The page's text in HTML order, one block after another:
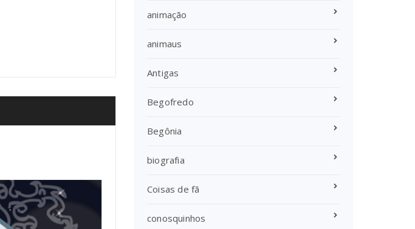
animação
animaus
Antigas
Begofredo
Begônia
biografia
Coisas de fã
conosquinhos